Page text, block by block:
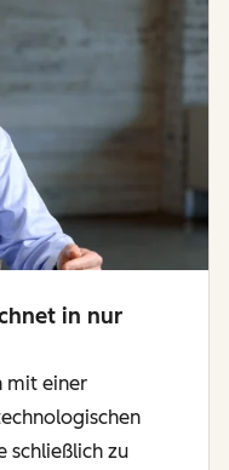
in nur
mit einer
schließlich zu